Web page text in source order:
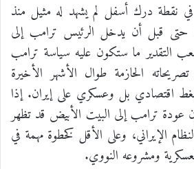
في نقطة درك أسفل لم يشهد له مثيل منذ
قبل أن يدخل الرئيس ترامب إلى
التقدير ما ستكون عليه سياسة ترامب
الحازمة طوال الأشهر الأخيرة
اقتصادي بل وعسكري على إيران. إذا
ترامب إلى البيت الأبيض قد تظهر
الإيراني، وعلى الأقل كخطوة مهمة في
ومشروعه النووي.